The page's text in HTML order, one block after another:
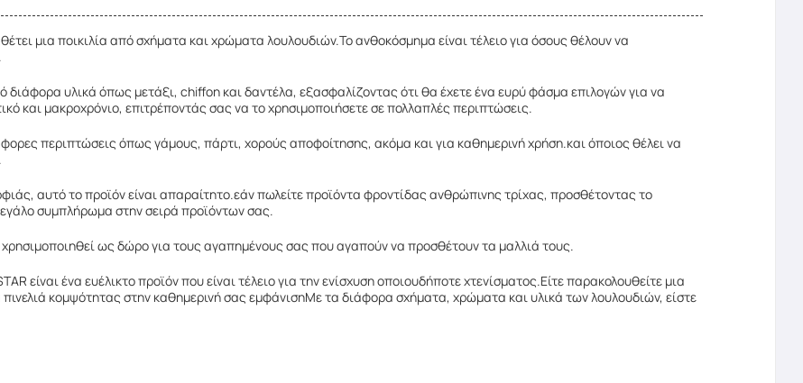
μια ποικιλία από σχήματα και χρώματα λουλουδιών.Το ανθοκόσμημα είναι τέλειο για όσους θέλουν να
υλικά όπως μετάξι, chiffon και δαντέλα, εξασφαλίζοντας ότι θα έχετε ένα ευρύ φάσμα επιλογών για να
και μακροχρόνιο, επιτρέποντάς σας να το χρησιμοποιήσετε σε πολλαπλές περιπτώσεις.
περιπτώσεις όπως γάμους, πάρτι, χορούς αποφοίτησης, ακόμα και για καθημερινή χρήση.και όποιος θέλει να
αυτό το προϊόν είναι απαραίτητο.εάν πωλείτε προϊόντα φροντίδας ανθρώπινης τρίχας, προσθέτοντας το
συμπλήρωμα στην σειρά προϊόντων σας.
ως δώρο για τους αγαπημένους σας που αγαπούν να προσθέτουν τα μαλλιά τους.
είναι ένα ευέλικτο προϊόν που είναι τέλειο για την ενίσχυση οποιουδήποτε χτενίσματος.Είτε παρακολουθείτε μια
κομψότητας στην καθημερινή σας εμφάνισηΜε τα διάφορα σχήματα, χρώματα και υλικά των λουλουδιών, είστε